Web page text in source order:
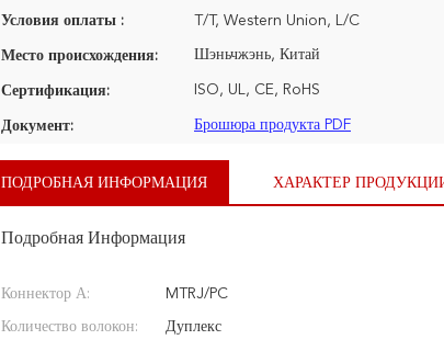
Условия оплаты : T/T, Western Union, L/C
Место происхождения: Шэньчжэнь, Китай
Сертификация: ISO, UL, CE, RoHS
Документ: Брошюра продукта PDF
ПОДРОБНАЯ ИНФОРМАЦИЯ ХАРАКТЕР
Подробная Информация
Коннектор А: MTRJ/PC
Количество волокон: Дуплекс